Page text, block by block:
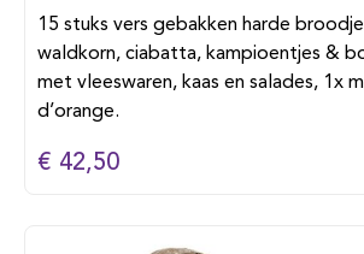
15 stuks vers gebakken harde
waldkorn, ciabatta, kampioentjes &
met vleeswaren, kaas en salades, 1x
d’orange.
€ 42,50